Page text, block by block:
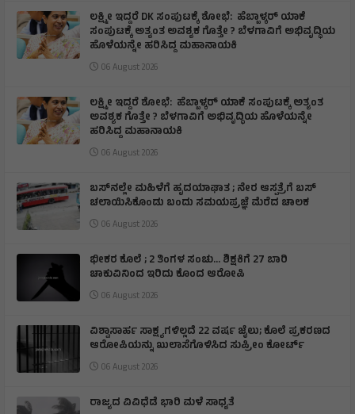
ಲಕ್ಷ್ಮೀ ಇದ್ದರೆ DK ಸಂಪುಟಕ್ಕೆ ಶೋಭೆ: ಹೆಬ್ಬಾಳ್ಕರ್ ಯಾಕೆ
ಸಂಪುಟಕ್ಕೆ ಅತ್ಯಂತ ಅವಶ್ಯಕ ಗೊತ್ತೇ ? ಬೆಳಗಾವಿಗೆ ಅಭಿವೃದ್ಧಿಯ
ಹೊಳೆಯನ್ನೇ ಹರಿಸಿದ್ದ ಮಹಾನಾಯಕಿ
06 August 2026
ಲಕ್ಷ್ಮೀ ಇದ್ದರೆ ಶೋಭೆ: ಹೆಬ್ಬಾಳ್ಕರ್ ಯಾಕೆ ಸಂಪುಟಕ್ಕೆ ಅತ್ಯಂತ
ಅವಶ್ಯಕ ಗೊತ್ತೇ ? ಬೆಳಗಾವಿಗೆ ಅಭಿವೃದ್ಧಿಯ ಹೊಳೆಯನ್ನೇ
ಹರಿಸಿದ್ದ ಮಹಾನಾಯಕಿ
06 August 2026
ಬಸ್‌ನಲ್ಲೇ ಮಹಿಳೆಗೆ ಹೃದಯಾಘಾತ ; ನೇರ ಆಸ್ಪತ್ರೆಗೆ ಬಸ್‌
ಚಲಾಯಿಸಿಕೊಂಡು ಬಂದು ಸಮಯಪ್ರಜ್ಞೆ ಮೆರೆದ ಚಾಲಕ
06 August 2026
ಭೀಕರ ಕೊಲೆ ; 2 ತಿಂಗಳ ಸಂಚು… ಶಿಕ್ಷಕಿಗೆ 27 ಬಾರಿ
ಚಾಕುವಿನಿಂದ ಇರಿದು ಕೊಂದ ಆರೋಪಿ
06 August 2026
ವಿಶ್ವಾಸಾರ್ಹ ಸಾಕ್ಷ್ಯಗಳಿಲ್ಲದೆ 22 ವರ್ಷ ಜೈಲು; ಕೊಲೆ ಪ್ರಕರಣದ
ಆರೋಪಿಯನ್ನು ಖುಲಾಸೆಗೊಳಿಸಿದ ಸುಪ್ರೀಂ ಕೋರ್ಟ್
06 August 2026
ರಾಜ್ಯದ ವಿವಿಧೆಡೆ ಭಾರಿ ಮಳೆ ಸಾಧ್ಯತೆ